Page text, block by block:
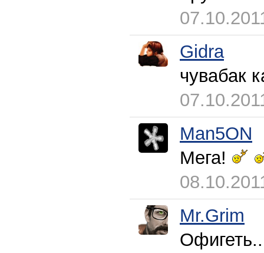
Gidra
чувабак
Man5ON
Мега!
Mr.Grim